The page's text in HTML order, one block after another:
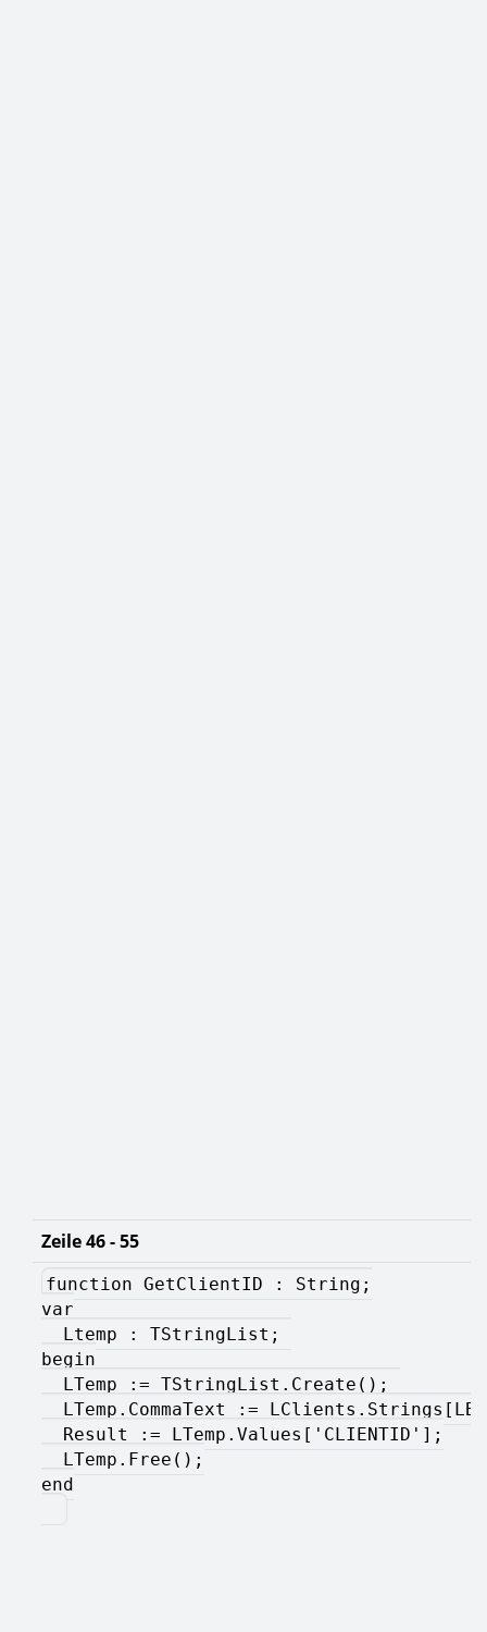
Zeile 46 - 55
function GetClientID : String;
var
Ltemp : TStringList;
begin
LTemp := TStringList.Create();
LTemp.CommaText :=
Result := LTemp.Values['CLIENTID'];
LTemp.Free();
end